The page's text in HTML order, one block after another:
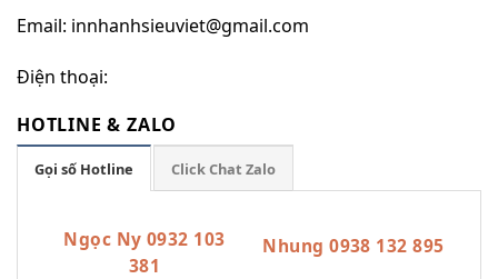
Email: innhanhsieuviet@gmail.com
Điện thoại:
HOTLINE & ZALO
Gọi số Hotline Click Chat Zalo
Ngọc Ny 0932 103
381
Nhung 0938 132 895